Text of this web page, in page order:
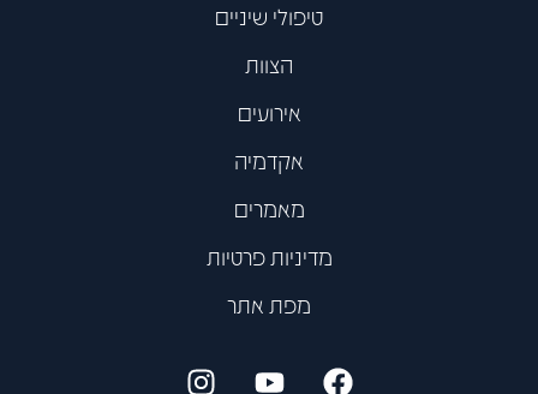
טיפולי שיניים
הצוות
אירועים
אקדמיה
מאמרים
מדיניות פרטיות
מפת אתר